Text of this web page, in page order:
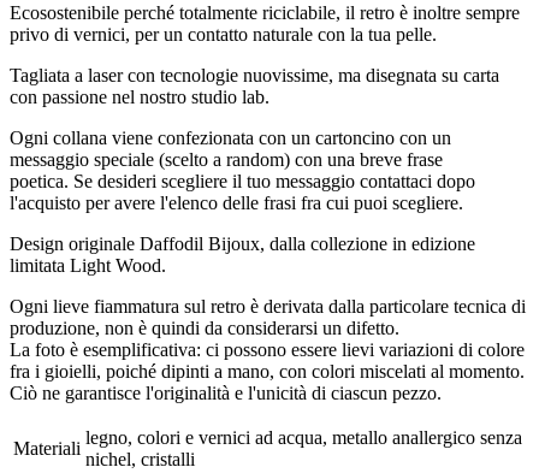
Ecosostenibile perché totalmente riciclabile, il retro è inoltre sempre
privo di vernici, per un contatto naturale con la tua pelle.
Tagliata a laser con tecnologie nuovissime, ma disegnata su carta
con passione nel nostro studio lab.
Ogni collana viene confezionata con un cartoncino con un
messaggio speciale (scelto a random) con una breve frase
poetica. Se desideri scegliere il tuo messaggio contattaci dopo
l'acquisto per avere l'elenco delle frasi fra cui puoi scegliere.
Design originale Daffodil Bijoux, dalla collezione in edizione
limitata Light Wood.
Ogni lieve fiammatura sul retro è derivata dalla particolare tecnica di
produzione, non è quindi da considerarsi un difetto.
La foto è esemplificativa: ci possono essere lievi variazioni di colore
fra i gioielli, poiché dipinti a mano, con colori miscelati al momento.
Ciò ne garantisce l'originalità e l'unicità di ciascun pezzo.
Materiali
legno, colori e vernici ad acqua, metallo anallergico senza
nichel, cristalli